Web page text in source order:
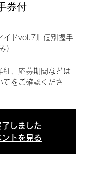
券付
イドvol.7』個別握手
)
細、応募期間などは
てをご確認くださ
しました
トを見る